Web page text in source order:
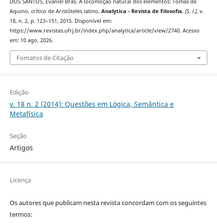
DOS SANTOS, Evaniel Brás. A locomoção natural dos elementos: Tomás de
Aquino, crítico de Aristóteles latino. Analytica - Revista de Filosofia, [S. l.], v.
18, n. 2, p. 123–151, 2015. Disponível em:
https://www.revistas.ufrj.br/index.php/analytica/article/view/2740. Acesso
em: 10 ago. 2026.
Fomatos de Citação
Edição
v. 18 n. 2 (2014): Questões em Lógica, Semântica e
Metafísica
Seção
Artigos
Licença
Os autores que publicam nesta revista concordam com os seguintes
termos: